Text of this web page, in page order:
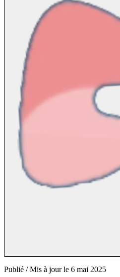
Publié / Mis à jour le 6 mai 2025